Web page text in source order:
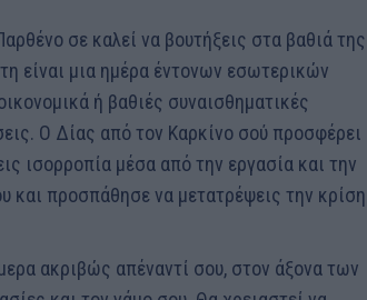
σε καλεί να βουτήξεις στα βαθιά της
είναι μια ημέρα έντονων εσωτερικών
ή βαθιές συναισθηματικές
Ο Δίας από τον Καρκίνο σού προσφέρει
ισορροπία μέσα από την εργασία και την
και προσπάθησε να μετατρέψεις την κρίση
ακριβώς απέναντί σου, στον άξονα των